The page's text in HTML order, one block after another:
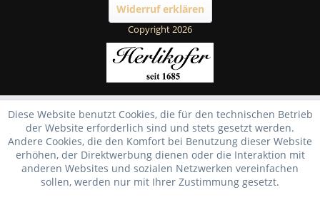
Widerruf erklären
Copyright 2026
Diese Website benutzt Cookies, die für den technischen Betrieb
der Website erforderlich sind und stets gesetzt werden.
Andere Cookies, die den Komfort bei Benutzung dieser Website
erhöhen, der Direktwerbung dienen oder die Interaktion mit
anderen Websites und sozialen Netzwerken vereinfachen
sollen, werden nur mit Ihrer Zustimmung gesetzt.